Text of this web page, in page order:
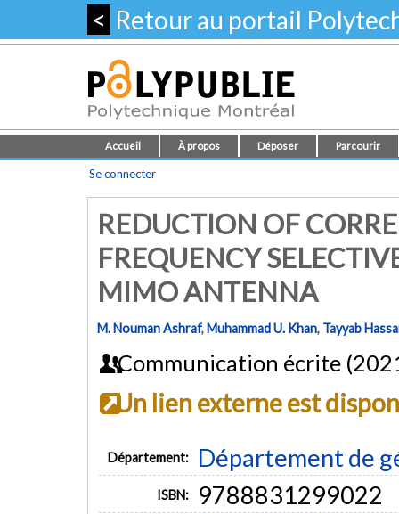
< Retour au portail
Accueil À propos Déposer Parcourir
Se connecter
REDUCTION OF
FREQUENCY
MIMO ANTENNA
M. Nouman Ashraf,Muhammad U. Khan, Tayyab
Communication écrite
Un lien externe est
Département: Département de
ISBN: 9788831299022